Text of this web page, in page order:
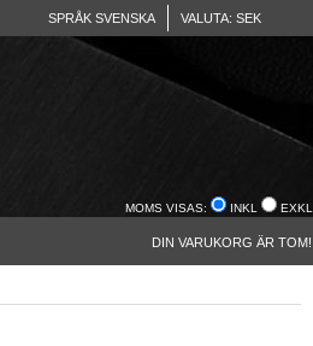
SPRÅK SVENSKA VALUTA: SEK
MOMS VISAS: INKL EXKL
DIN VARUKORG ÄR TOM!